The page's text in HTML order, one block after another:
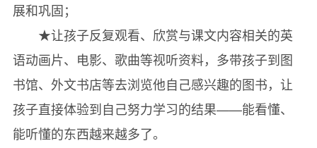
展和巩固；
★让孩子反复观看、欣赏与课文内容相关的英
语动画片、电影、歌曲等视听资料，多带孩子到图
书馆、外文书店等去浏览他自己感兴趣的图书，让
孩子直接体验到自己努力学习的结果——能看懂、
能听懂的东西越来越多了。